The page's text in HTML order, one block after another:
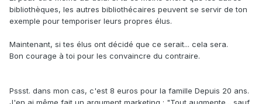
bibliothèques, les autres bibliothécaires peuvent se servir de ton
exemple pour temporiser leurs propres élus.
Maintenant, si tes élus ont décidé que ce serait... cela sera.
Bon courage à toi pour les convaincre du contraire.
Pssst. dans mon cas, c'est 8 euros pour la famille Depuis 20 ans.